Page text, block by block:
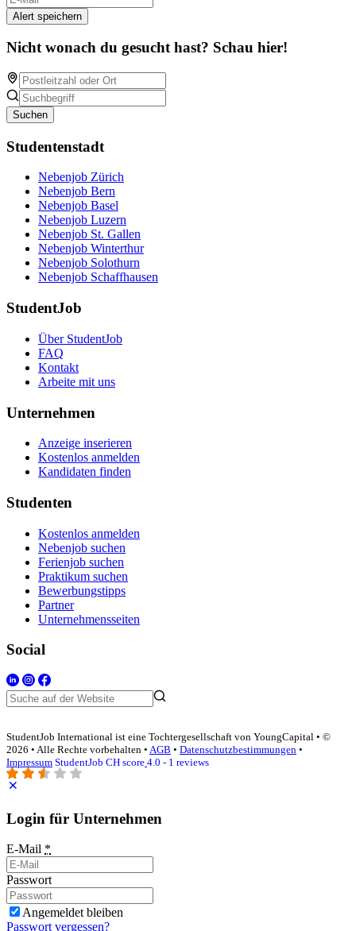
Alert speichern
Nicht wonach du gesucht hast? Schau hier!
Suchen
Studentenstadt
Nebenjob Zürich
Nebenjob Bern
Nebenjob Basel
Nebenjob Luzern
Nebenjob St. Gallen
Nebenjob Winterthur
Nebenjob Solothurn
Nebenjob Schaffhausen
StudentJob
Über StudentJob
FAQ
Kontakt
Arbeite mit uns
Unternehmen
Anzeige inserieren
Kostenlos anmelden
Kandidaten finden
Studenten
Kostenlos anmelden
Nebenjob suchen
Ferienjob suchen
Praktikum suchen
Bewerbungstipps
Partner
Unternehmensseiten
Social
StudentJob International ist eine Tochtergesellschaft von YoungCapital • ©
2026 • Alle Rechte vorbehalten • AGB • Datenschutzbestimmungen •
Impressum StudentJob CH score 4.0 - 1 reviews
Login für Unternehmen
E-Mail *
Passwort
Angemeldet bleiben
Passwort vergessen?